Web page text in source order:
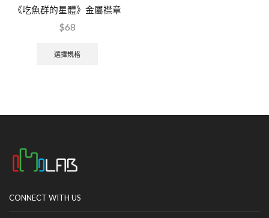
《吃魚群的星體》金屬襟章
$68
選擇規格
CONNECT WITH US